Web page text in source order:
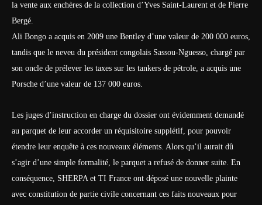
la vente aux enchères de la collection d’Yves Saint-Laurent et de Pierre
Bergé.
Ali Bongo a acquis en 2009 une Bentley d’une valeur de 200 000 euros,
tandis que le neveu du président congolais Sassou-Nguesso, chargé par
son oncle de prélever les taxes sur les tankers de pétrole, a acquis une
Porsche d’une valeur de 137 000 euros.
Les juges d’instruction en charge du dossier ont évidemment demandé
au parquet de leur accorder un réquisitoire supplétif, pour pouvoir
étendre leur enquête à ces nouveaux éléments. Alors qu’il aurait dû
s’agir d’une simple formalité, le parquet a refusé de donner suite. En
conséquence, SHERPA et TI France ont déposé une nouvelle plainte
avec constitution de partie civile concernant ces faits nouveaux pour